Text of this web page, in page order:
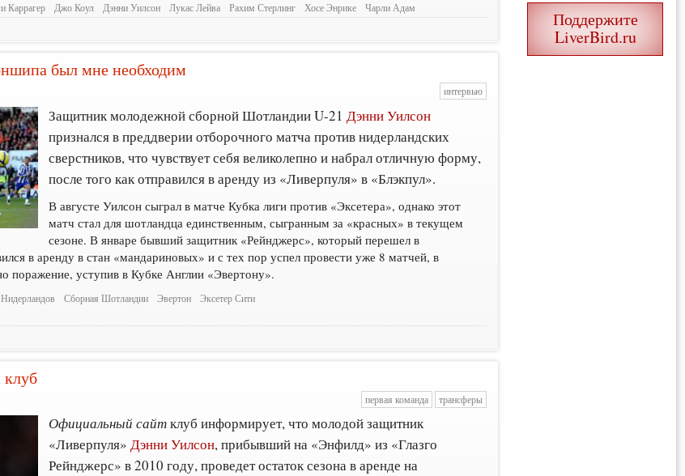
Каррагер Джо Коул Дэнни Уилсон Лукас Лейва Рахим Стерлинг Хосе Энрике Чарли Адам
был мне необходим
интервью
Защитник молодежной сборной Шотландии U-21 Дэнни Уилсон
признался в преддверии отборочного матча против нидерландских
сверстников, что чувствует себя великолепно и набрал отличную форму,
после того как отправился в аренду из «Ливерпуля» в «Блэкпул».
В августе Уилсон сыграл в матче Кубка лиги против «Эксетера», однако этот
матч стал для шотландца единственным, сыгранным за «красных» в текущем
сезоне. В январе бывший защитник «Рейнджерс», который перешел в
в аренду в стан «мандариновых» и с тех пор успел провести уже 8 матчей, в
поражение, уступив в Кубке Англии «Эвертону».
Сборная Шотландии Эвертон
Эксетер Сити
первая команда трансферы
Официальный сайтклуб информирует, что молодой защитник
«Ливерпуля»Дэнни Уилсон, прибывший на «Энфилд» из «Глазго
Рейнджерс» в 2010 году, проведет остаток сезона в аренде на
Поддержите
LiverBird.ru